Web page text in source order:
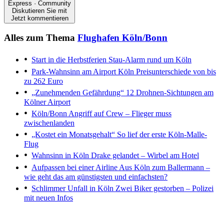
Express · Community
Diskutieren Sie mit
Jetzt kommentieren
Alles zum Thema Flughafen Köln/Bonn
Start in die Herbstferien Stau-Alarm rund um Köln
Park-Wahnsinn am Airport Köln Preisunterschiede von bis
zu 262 Euro
„Zunehmenden Gefährdung“ 12 Drohnen-Sichtungen am
Kölner Airport
Köln/Bonn Angriff auf Crew – Flieger muss
zwischenlanden
„Kostet ein Monatsgehalt“ So lief der erste Köln-Malle-
Flug
Wahnsinn in Köln Drake gelandet – Wirbel am Hotel
Aufpassen bei einer Airline Aus Köln zum Ballermann –
wie geht das am günstigsten und einfachsten?
Schlimmer Unfall in Köln Zwei Biker gestorben – Polizei
mit neuen Infos